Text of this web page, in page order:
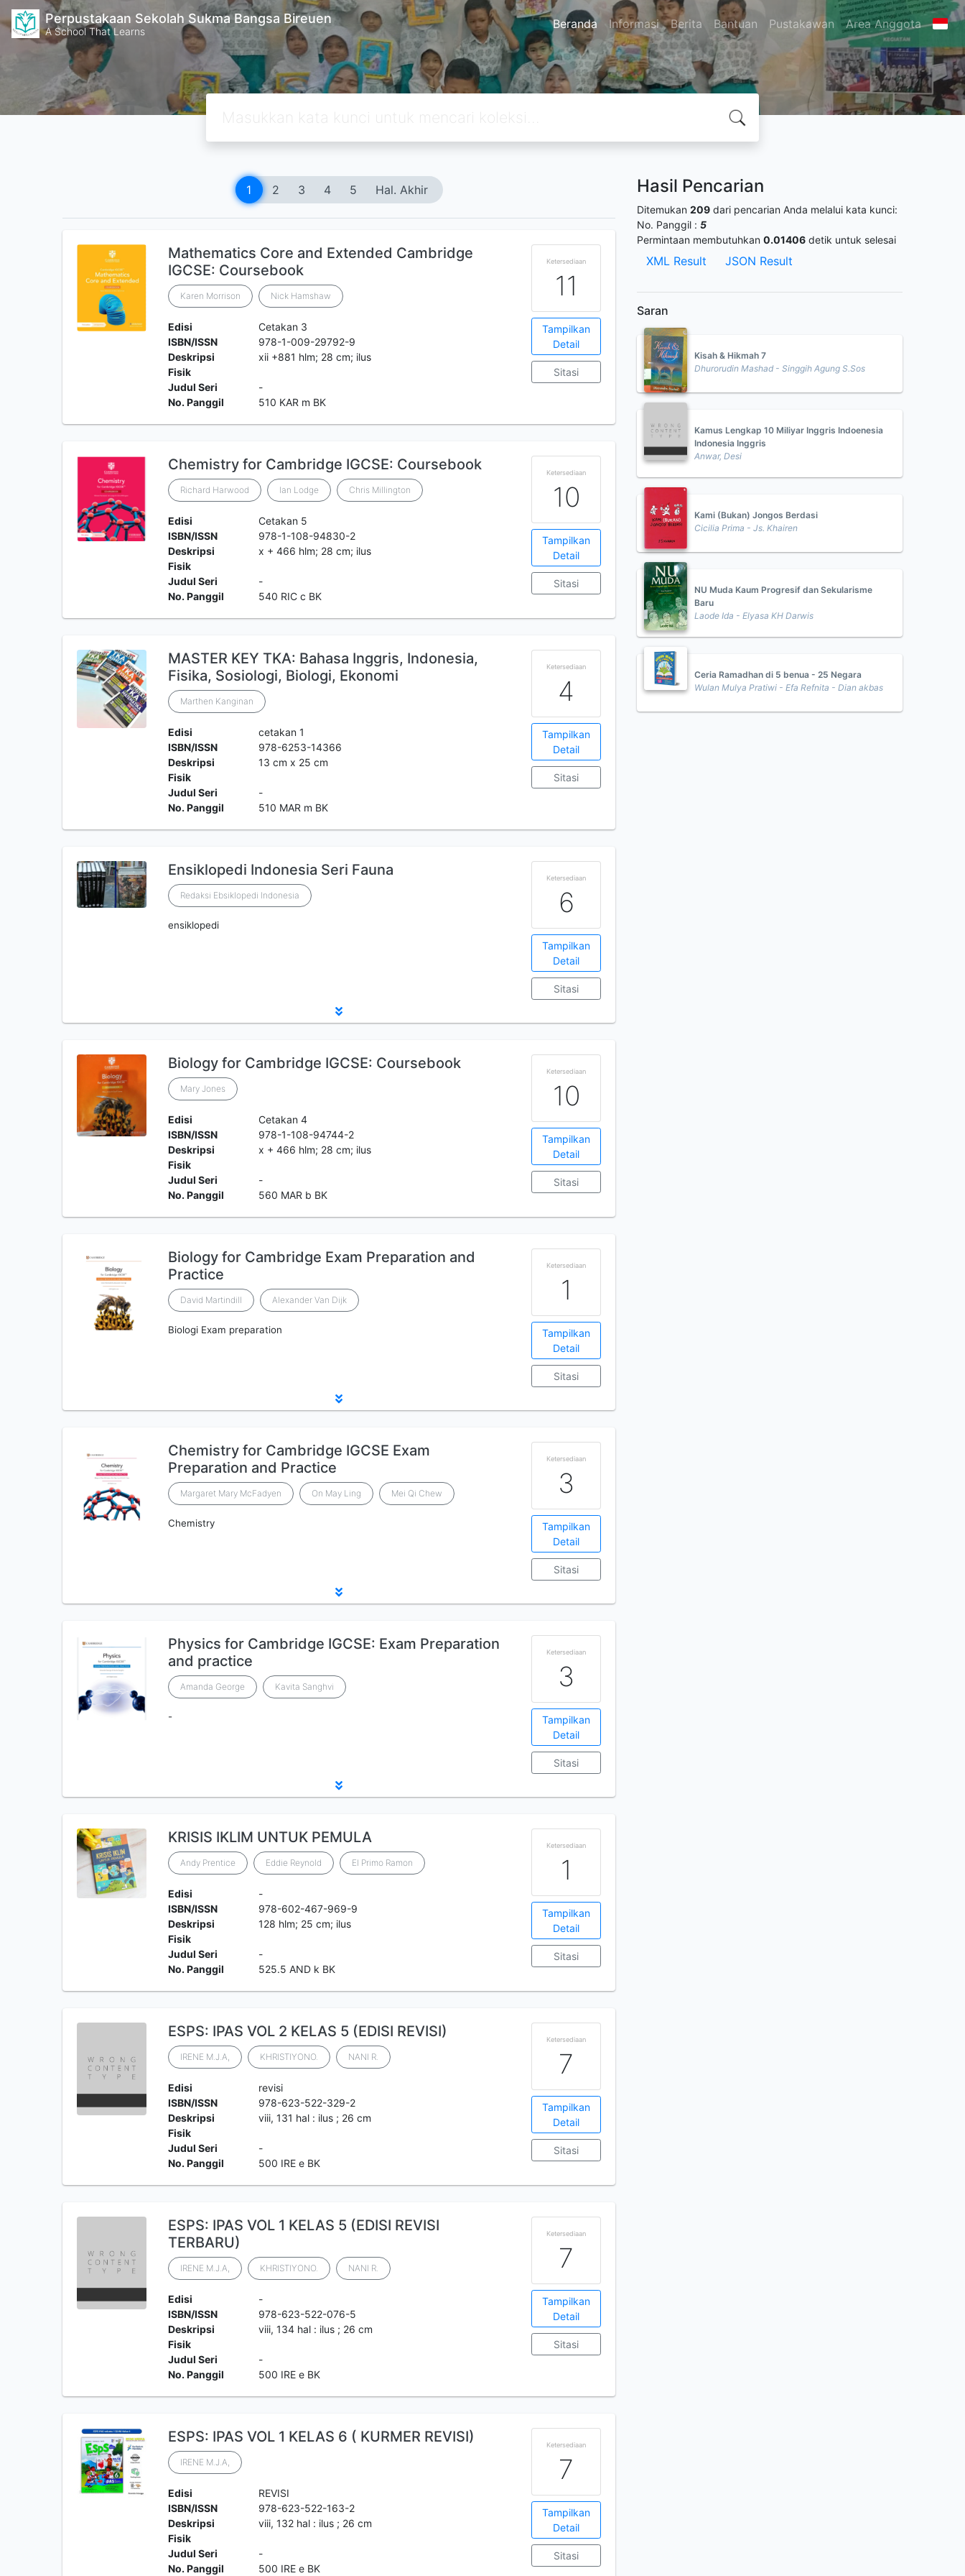
Perpustakaan Sekolah Sukma Bangsa Bireuen
A School That Learns Beranda Informasi Berita Bantuan Pustakawan Area Anggota
1 2 3 4 5 Hal. Akhir
Mathematics Core and Extended Cambridge
IGCSE: Coursebook
Karen Morrison Nick Hamshaw
Edisi
Cetakan 3
ISBN/ISSN
978-1-009-29792-9
Deskripsi
Fisik
xii +881 hlm; 28 cm; ilus
Judul Seri
-
No. Panggil
510 KAR m BK
Ketersediaan
11
Tampilkan
Detail
Sitasi
Chemistry for Cambridge IGCSE: Coursebook
Richard Harwood Ian Lodge Chris Millington
Edisi
Cetakan 5
ISBN/ISSN
978-1-108-94830-2
Deskripsi
Fisik
x + 466 hlm; 28 cm; ilus
Judul Seri
-
No. Panggil
540 RIC c BK
Ketersediaan
10
Tampilkan
Detail
Sitasi
MASTER KEY TKA: Bahasa Inggris, Indonesia,
Fisika, Sosiologi, Biologi, Ekonomi
Marthen Kanginan
Edisi
cetakan 1
ISBN/ISSN
978-6253-14366
Deskripsi
Fisik
13 cm x 25 cm
Judul Seri
-
No. Panggil
510 MAR m BK
Ketersediaan
4
Tampilkan
Detail
Sitasi
Ensiklopedi Indonesia Seri Fauna
Redaksi Ebsiklopedi Indonesia
ensiklopedi
Ketersediaan
6
Tampilkan
Detail
Sitasi
Biology for Cambridge IGCSE: Coursebook
Mary Jones
Edisi
Cetakan 4
ISBN/ISSN
978-1-108-94744-2
Deskripsi
Fisik
x + 466 hlm; 28 cm; ilus
Judul Seri
-
No. Panggil
560 MAR b BK
Ketersediaan
10
Tampilkan
Detail
Sitasi
Biology for Cambridge Exam Preparation and
Practice
David Martindill Alexander Van Dijk
Biologi Exam preparation
Ketersediaan
1
Tampilkan
Detail
Sitasi
Chemistry for Cambridge IGCSE Exam
Preparation and Practice
Margaret Mary McFadyen On May Ling Mei Qi Chew
Chemistry
Ketersediaan
3
Tampilkan
Detail
Sitasi
Physics for Cambridge IGCSE: Exam Preparation
and practice
Amanda George Kavita Sanghvi
-
Ketersediaan
3
Tampilkan
Detail
Sitasi
KRISIS IKLIM UNTUK PEMULA
Andy Prentice Eddie Reynold El Primo Ramon
Edisi
-
ISBN/ISSN
978-602-467-969-9
Deskripsi
Fisik
128 hlm; 25 cm; ilus
Judul Seri
-
No. Panggil
525.5 AND k BK
Ketersediaan
1
Tampilkan
Detail
Sitasi
ESPS: IPAS VOL 2 KELAS 5 (EDISI REVISI)
IRENE M.J.A, KHRISTIYONO. NANI R.
Edisi
revisi
ISBN/ISSN
978-623-522-329-2
Deskripsi
Fisik
viii, 131 hal : ilus ; 26 cm
Judul Seri
-
No. Panggil
500 IRE e BK
Ketersediaan
7
Tampilkan
Detail
Sitasi
ESPS: IPAS VOL 1 KELAS 5 (EDISI REVISI
TERBARU)
IRENE M.J.A, KHRISTIYONO. NANI R.
Edisi
-
ISBN/ISSN
978-623-522-076-5
Deskripsi
Fisik
viii, 134 hal : ilus ; 26 cm
Judul Seri
-
No. Panggil
500 IRE e BK
Ketersediaan
7
Tampilkan
Detail
Sitasi
ESPS: IPAS VOL 1 KELAS 6 ( KURMER REVISI)
IRENE M.J.A,
Edisi
REVISI
ISBN/ISSN
978-623-522-163-2
Deskripsi
Fisik
viii, 132 hal : ilus ; 26 cm
Judul Seri
-
No. Panggil
500 IRE e BK
Ketersediaan
7
Tampilkan
Detail
Sitasi
Hasil Pencarian
Ditemukan 209 dari pencarian Anda melalui kata kunci:
No. Panggil : 5
Permintaan membutuhkan 0.01406 detik untuk selesai
XML Result JSON Result
Saran
Kisah & Hikmah 7
Dhurorudin Mashad - Singgih Agung S.Sos
Kamus Lengkap 10 Miliyar Inggris Indoenesia
Indonesia Inggris
Anwar, Desi
Kami (Bukan) Jongos Berdasi
Cicilia Prima - Js. Khairen
NU Muda Kaum Progresif dan Sekularisme
Baru
Laode Ida - Elyasa KH Darwis
Ceria Ramadhan di 5 benua - 25 Negara
Wulan Mulya Pratiwi - Efa Refnita - Dian akbas